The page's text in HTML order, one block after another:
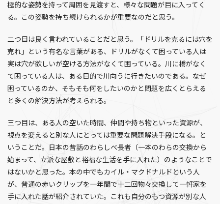
極的な姿勢を持って周囲を見渡すと、様々な問題が目に入ってく
る。この姿勢を持ち続けられるかが重要なのだと思う。
二つ目は良く言われていることだと思う。「ドリルを売るには穴を
売れ」という有名な言葉がある、ドリルがなくて困っている人は
実は穴が欲しいが空ける方法がなくて困っている。川に橋がなく
て困っている人は、ある目的で川向うに行きたいのである。なぜ
困っているのか、そもそも何をしたいのかと問題を広くとらえる
と多くの解決方法が考えられる。
三つ目は、ある人の空いた時間、仲間や持ち物といった資源が、
視点を変えると別な人にとっては重要な問題解決手段になる。と
いうことだ。日本の昔話のわらしべ長者（一本のわらの交換から
始まって、立派な屋敷と裕福な生活を手に入れた）のようなことで
はないかと思った。本の中でもカイル・マクドナルドという人
が、普通の赤いクリップを一年間で十二回物々交換して一軒家を
手に入れた話が紹介されていた。これも自分のもつ資源が別な人